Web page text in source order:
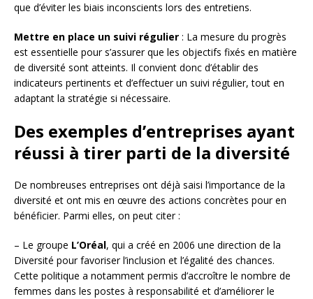
que d’éviter les biais inconscients lors des entretiens.
Mettre en place un suivi régulier : La mesure du progrès
est essentielle pour s’assurer que les objectifs fixés en matière
de diversité sont atteints. Il convient donc d’établir des
indicateurs pertinents et d’effectuer un suivi régulier, tout en
adaptant la stratégie si nécessaire.
Des exemples d’entreprises ayant
réussi à tirer parti de la diversité
De nombreuses entreprises ont déjà saisi l’importance de la
diversité et ont mis en œuvre des actions concrètes pour en
bénéficier. Parmi elles, on peut citer :
– Le groupe L’Oréal, qui a créé en 2006 une direction de la
Diversité pour favoriser l’inclusion et l’égalité des chances.
Cette politique a notamment permis d’accroître le nombre de
femmes dans les postes à responsabilité et d’améliorer le